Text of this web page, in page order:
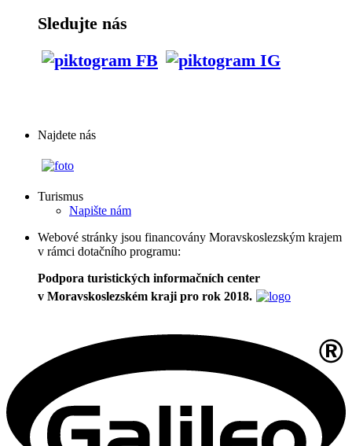
Sledujte nás
Najdete nás
Turismus
Napište nám
Webové stránky jsou financovány Moravskoslezským krajem
v rámci dotačního programu:
Podpora turistických informačních center
v Moravskoslezském kraji pro rok 2018.